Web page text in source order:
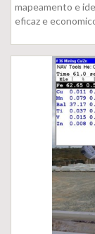
mapeamento e
eficaz e